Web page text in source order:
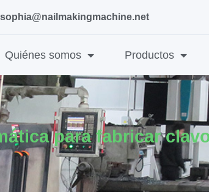
sophia@nailmakingmachine.net
Quiénes somos Productos
para fabricar